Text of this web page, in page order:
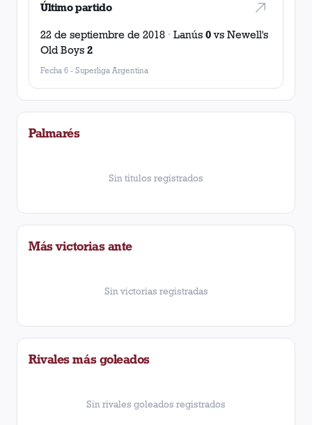
Último partido
22 de septiembre de 2018 · Lanús 0vs Newell's
Old Boys 2
Fecha 6 - Superliga Argentina
Palmarés
Sin títulos registrados
Más victorias ante
Sin victorias registradas
Rivales más goleados
Sin rivales goleados registrados